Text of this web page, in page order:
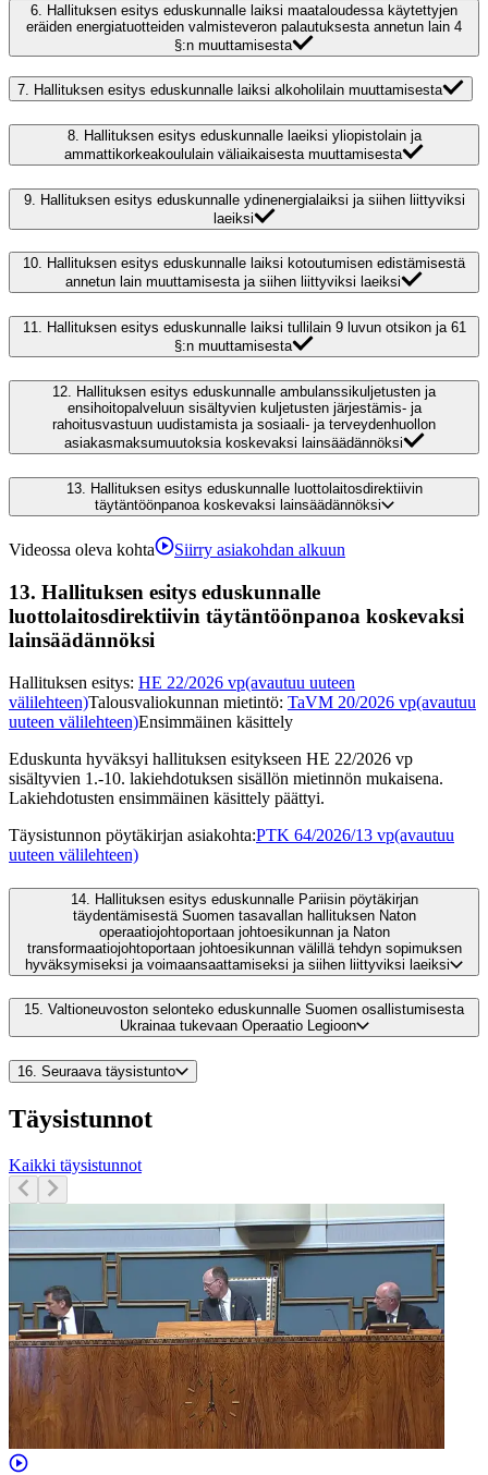
6. Hallituksen esitys eduskunnalle laiksi maataloudessa käytettyjen
eräiden energiatuotteiden valmisteveron palautuksesta annetun lain 4
§:n muuttamisesta
7. Hallituksen esitys eduskunnalle laiksi alkoholilain muuttamisesta
8. Hallituksen esitys eduskunnalle laeiksi yliopistolain ja
ammattikorkeakoululain väliaikaisesta muuttamisesta
9.
Hallituksen esitys eduskunnalle ydinenergialaiksi ja siihen liittyviksi
laeiksi
10. Hallituksen esitys eduskunnalle laiksi kotoutumisen edistämisestä
annetun lain muuttamisesta ja siihen liittyviksi laeiksi
11. Hallituksen esitys eduskunnalle laiksi tullilain 9 luvun otsikon ja 61
§:n muuttamisesta
12.
Hallituksen esitys eduskunnalle ambulanssikuljetusten ja
ensihoitopalveluun sisältyvien kuljetusten järjestämis- ja
rahoitusvastuun uudistamista ja sosiaali- ja terveydenhuollon
asiakasmaksumuutoksia koskevaksi lainsäädännöksi
13. Hallituksen esitys eduskunnalle luottolaitosdirektiivin
täytäntöönpanoa koskevaksi lainsäädännöksi
Videossa oleva kohta Siirry asiakohdan alkuun
13. Hallituksen esitys eduskunnalle
luottolaitosdirektiivin täytäntöönpanoa koskevaksi
lainsäädännöksi
Hallituksen esitys: HE 22/2026 vp(avautuu uuteen
välilehteen)Talousvaliokunnan mietintö: TaVM 20/2026 vp(avautuu
uuteen välilehteen)Ensimmäinen käsittely
Eduskunta hyväksyi hallituksen esitykseen HE 22/2026 vp
sisältyvien 1.-10. lakiehdotuksen sisällön mietinnön mukaisena.
Lakiehdotusten ensimmäinen käsittely päättyi.
Täysistunnon pöytäkirjan asiakohta:PTK 64/2026/13 vp(avautuu
uuteen välilehteen)
14. Hallituksen esitys eduskunnalle Pariisin pöytäkirjan
täydentämisestä Suomen tasavallan hallituksen Naton
operaatiojohtoportaan johtoesikunnan ja Naton
transformaatiojohtoportaan johtoesikunnan välillä tehdyn sopimuksen
hyväksymiseksi ja voimaansaattamiseksi ja siihen liittyviksi laeiksi
15. Valtioneuvoston selonteko eduskunnalle Suomen osallistumisesta
Ukrainaa tukevaan Operaatio Legioon
16. Seuraava täysistunto
Täysistunnot
Kaikki täysistunnot